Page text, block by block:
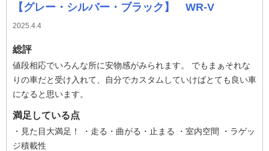
【グレー・シルバー・ブラック】 WR-V
2025.4.4
総評
値段相応でいろんな所に安物感がみられます。 でもまぁそれな
りの車だと受け入れて、自分でカスタムしていけばとても良い車
になると思います。
満足している点
・見た目大満足！ ・走る・曲がる・止まる ・室内空間 ・ラゲッ
ジ積載性